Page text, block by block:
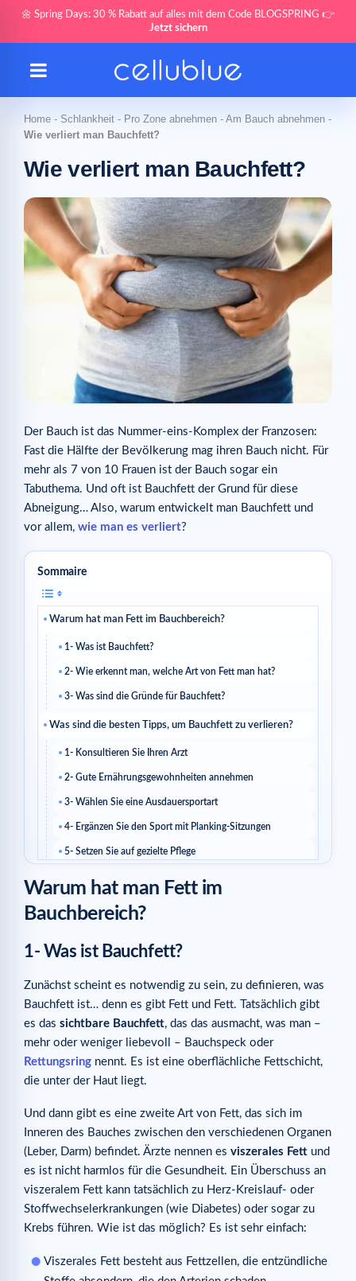
🌼 Spring Days: 30 % Rabatt auf alles mit dem Code BLOGSPRING 👉
Jetzt sichern
Home - Schlankheit - Pro Zone abnehmen - Am Bauch abnehmen -
Wie verliert man Bauchfett?
Wie verliert man Bauchfett?
Der Bauch ist das Nummer-eins-Komplex der Franzosen:
Fast die Hälfte der Bevölkerung mag ihren Bauch nicht. Für
mehr als 7 von 10 Frauen ist der Bauch sogar ein
Tabuthema. Und oft ist Bauchfett der Grund für diese
Abneigung… Also, warum entwickelt man Bauchfett und
vor allem, wie man es verliert?
Sommaire
Warum hat man Fett im Bauchbereich?
1- Was ist Bauchfett?
2- Wie erkennt man, welche Art von Fett man hat?
3- Was sind die Gründe für Bauchfett?
Was sind die besten Tipps, um Bauchfett zu verlieren?
1- Konsultieren Sie Ihren Arzt
2- Gute Ernährungsgewohnheiten annehmen
3- Wählen Sie eine Ausdauersportart
4- Ergänzen Sie den Sport mit Planking-Sitzungen
5- Setzen Sie auf gezielte Pflege
Warum hat man Fett im
Bauchbereich?
1- Was ist Bauchfett?
Zunächst scheint es notwendig zu sein, zu definieren, was
Bauchfett ist… denn es gibt Fett und Fett. Tatsächlich gibt
es das sichtbare Bauchfett, das das ausmacht, was man –
mehr oder weniger liebevoll – Bauchspeck oder
Rettungsring nennt. Es ist eine oberflächliche Fettschicht,
die unter der Haut liegt.
Und dann gibt es eine zweite Art von Fett, das sich im
Inneren des Bauches zwischen den verschiedenen Organen
(Leber, Darm) befindet. Ärzte nennen es viszerales Fett und
es ist nicht harmlos für die Gesundheit. Ein Überschuss an
viszeralem Fett kann tatsächlich zu Herz-Kreislauf- oder
Stoffwechselerkrankungen (wie Diabetes) oder sogar zu
Krebs führen. Wie ist das möglich? Es ist sehr einfach:
Viszerales Fett besteht aus Fettzellen, die entzündliche